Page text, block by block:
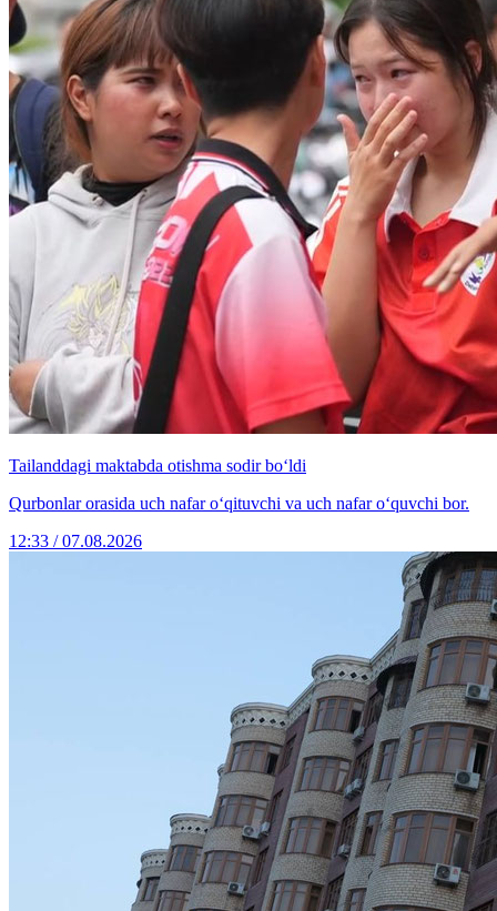
Tailanddagi maktabda otishma sodir bo‘ldi
Qurbonlar orasida uch nafar o‘qituvchi va uch nafar o‘quvchi bor.
12:33 / 07.08.2026